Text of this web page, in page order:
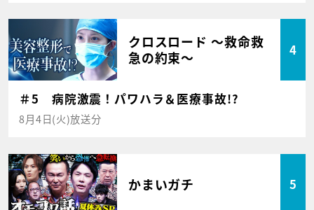
クロスロード ～救命救
急の約束～
4
＃5 病院激震！パワハラ＆医療事故!?
8月4日(火)放送分
かまいガチ 5